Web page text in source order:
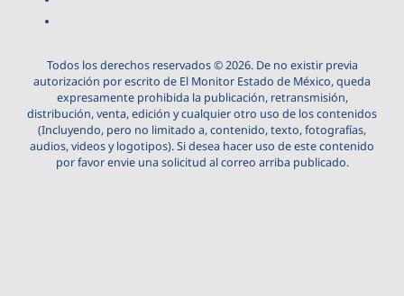
Todos los derechos reservados © 2026. De no existir previa
autorización por escrito de El Monitor Estado de México, queda
expresamente prohibida la publicación, retransmisión,
distribución, venta, edición y cualquier otro uso de los contenidos
(Incluyendo, pero no limitado a, contenido, texto, fotografías,
audios, videos y logotipos). Si desea hacer uso de este contenido
por favor envie una solicitud al correo arriba publicado.